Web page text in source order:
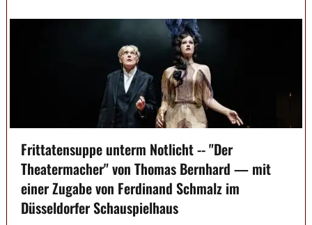
Frittatensuppe unterm Notlicht -- "Der
Theatermacher" von Thomas Bernhard — mit
einer Zugabe von Ferdinand Schmalz im
Düsseldorfer Schauspielhaus